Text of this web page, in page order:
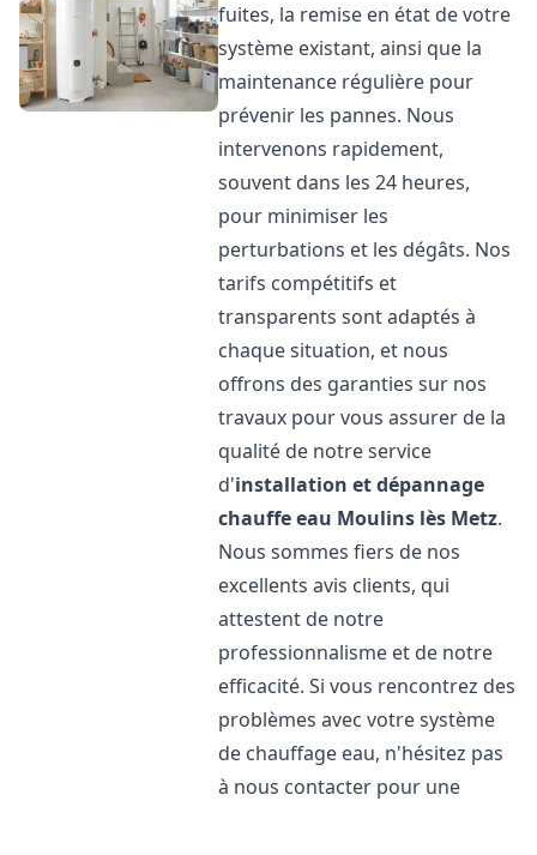
fuites, la remise en état de votre
système existant, ainsi que la
maintenance régulière pour
prévenir les pannes. Nous
intervenons rapidement,
souvent dans les 24 heures,
pour minimiser les
perturbations et les dégâts. Nos
tarifs compétitifs et
transparents sont adaptés à
chaque situation, et nous
offrons des garanties sur nos
travaux pour vous assurer de la
qualité de notre service
d'installation et dépannage
chauffe eau Moulins lès Metz.
Nous sommes fiers de nos
excellents avis clients, qui
attestent de notre
professionnalisme et de notre
efficacité. Si vous rencontrez des
problèmes avec votre système
de chauffage eau, n'hésitez pas
à nous contacter pour une